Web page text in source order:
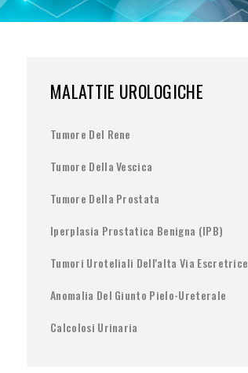
MALATTIE UROLOGICHE
Tumore Del Rene
Tumore Della Vescica
Tumore Della Prostata
Iperplasia Prostatica Benigna (IPB)
Tumori Uroteliali Dell'alta Via Escretrice
Anomalia Del Giunto Pielo-Ureterale
Calcolosi Urinaria